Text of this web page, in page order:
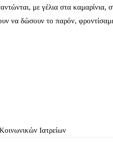
με γέλια στα
να δώσουν το παρόν,
Ιατρείων